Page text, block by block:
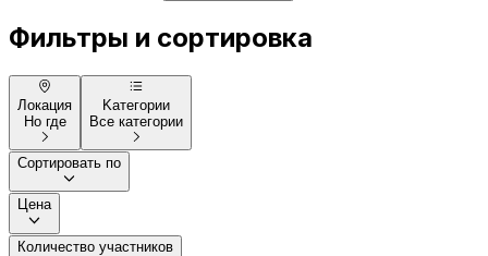
Фильтры и сортировка
Локация
Но где
Kатегории
Все категории
Сортировать по
Цена
Количество участников